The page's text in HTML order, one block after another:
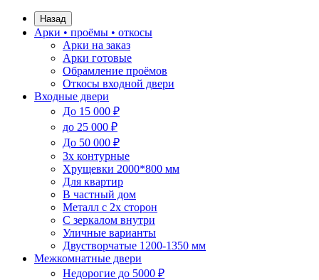
Назад
Арки • проёмы • откосы
Арки на заказ
Арки готовые
Обрамление проёмов
Откосы входной двери
Входные двери
До 15 000 ₽
до 25 000 ₽
До 50 000 ₽
3х контурные
Хрущевки 2000*800 мм
Для квартир
В частный дом
Металл с 2х сторон
С зеркалом внутри
Уличные варианты
Двустворчатые 1200-1350 мм
Межкомнатные двери
Недорогие до 5000 ₽